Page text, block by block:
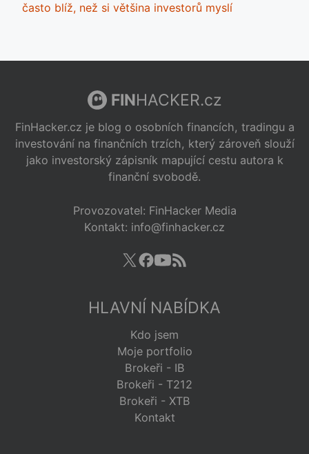
často blíž, než si většina investorů myslí
FINHACKER.cz
FinHacker.cz je blog o osobních financích, tradingu a
investování na finančních trzích, který zároveň slouží
jako investorský zápisník mapující cestu autora k
finanční svobodě.
Provozovatel: FinHacker Media
Kontakt: info@finhacker.cz
HLAVNÍ NABÍDKA
Kdo jsem
Moje portfolio
Brokeři - IB
Brokeři - T212
Brokeři - XTB
Kontakt